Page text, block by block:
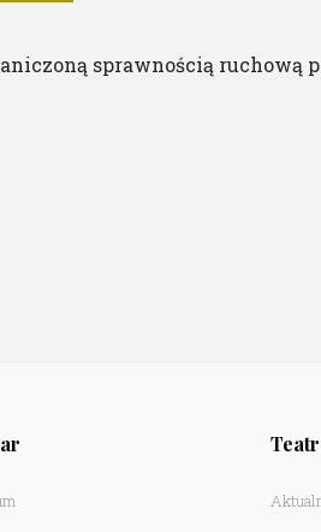
sprawnością
Teatr